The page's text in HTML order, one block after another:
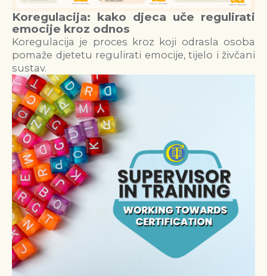
Koregulacija: kako djeca uče regulirati
emocije kroz odnos
Koregulacija je proces kroz koji odrasla osoba
pomaže djetetu regulirati emocije, tijelo i živčani
sustav.